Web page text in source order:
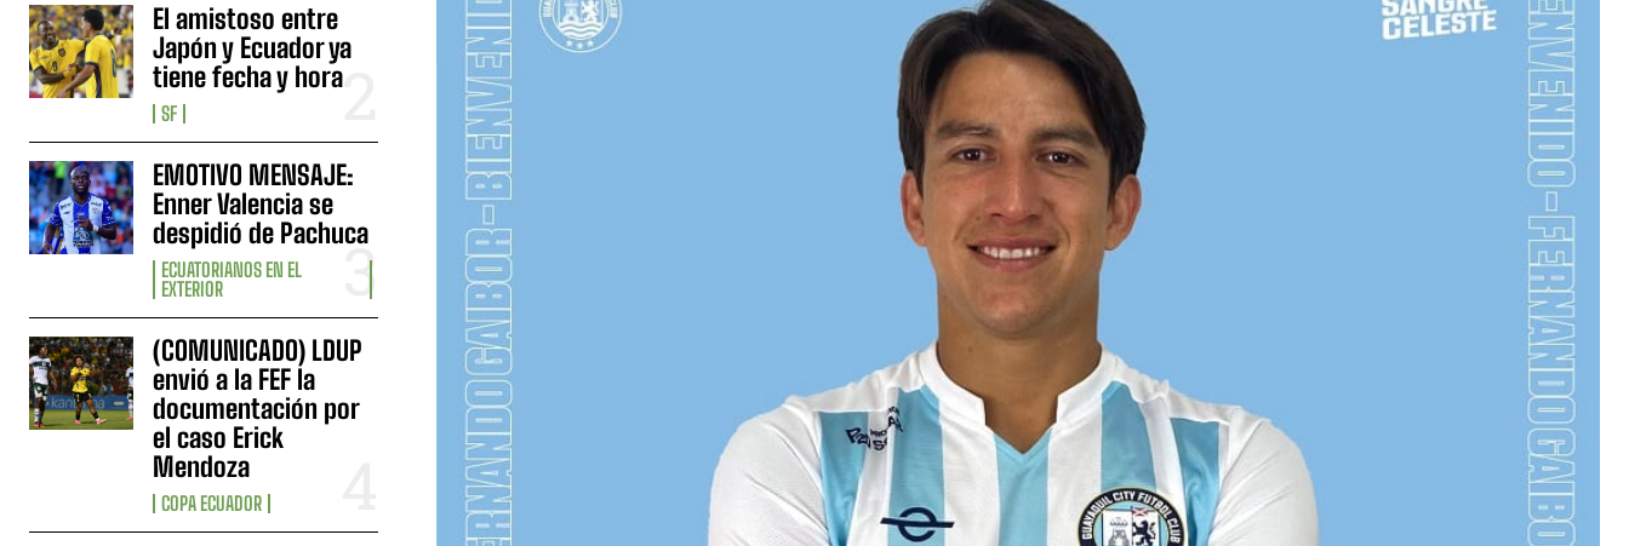
El amistoso entre
Japón y Ecuador ya
tiene fecha y hora
SF
EMOTIVO MENSAJE:
Enner Valencia se
despidió de Pachuca
ECUATORIANOS EN EL
EXTERIOR
(COMUNICADO) LDUP
envió a la FEF la
documentación por
el caso Erick
Mendoza
COPA ECUADOR